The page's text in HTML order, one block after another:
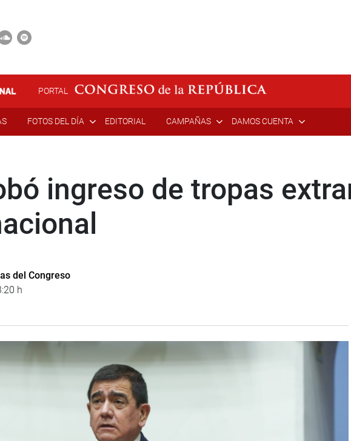
PORTAL
FOTOS DEL DÍA EDITORIAL CAMPAÑAS DAMOS CUENTA
ingreso de tropas
del Congreso
h